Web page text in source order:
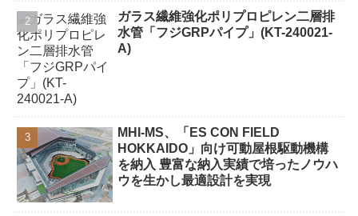
ガラス繊維強化ポリプロピレン二層排
水管「フジGRPパイプ」(KT-240021-
A)
MHI-MS、「ES CON FIELD
HOKKAIDO」向け可動屋根駆動機構
を納入 豊富な納入実績で培ったノウハ
ウを生かし最適設計を実現